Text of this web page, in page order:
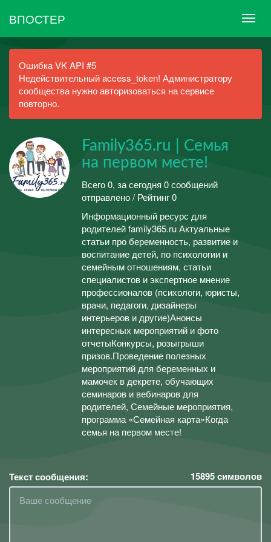
ВПОСТЕР
Ошибка VK API #5
Недействительный access_token! Администратору
сообщества нужно авторизоваться на сервисе
повторно.
Family365.ru | Семья
на первом месте!
Всего 0, за сегодня 0 сообщений
отправлено / Рейтинг 0
Информационный ресурс для
родителей family365.ru Актуальные
статьи про беременность, развитие и
воспитание детей, по психологии и
семейным отношениям, статьи
специалистов и экспертное мнение
профессионалов (психологи, юристы,
врачи, педагоги, дизайнеры
интерьеров и другие)Анонсы
интересных мероприятий и фото
отчетыКонкурсы, розыгрыши
призов.Проведение полезных
мероприятий для беременных и
мамочек в декрете, обучающих
семинаров и вебинаров для
родителей, Семейные мероприятия,
программа «Семейная карта»Когда
семья на первом месте!
Текст сообщения: 15895символов